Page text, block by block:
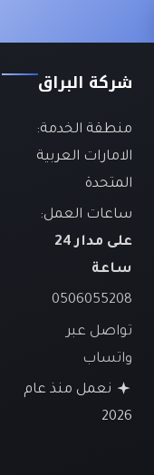
شركة البراق
منطقة الخدمة:
الامارات العربية
المتحدة
ساعات العمل:
على مدار 24
ساعة
0506055208
تواصل عبر
واتساب
نعمل منذ عام
2026